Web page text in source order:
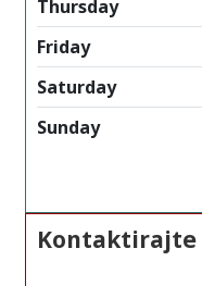
Thursday
Friday
Saturday
Sunday
Kontaktirajte